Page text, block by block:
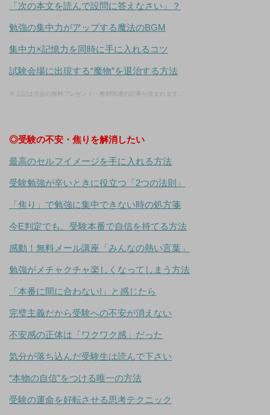
「次の本文を読んで設問に答えなさい」？
勉強の集中力がアップする魔法のBGM
集中力×記憶力を同時に手に入れるコツ
試験会場に出現する“魔物”を退治する方法
※上記は当会の無料プレゼント・教材関連の記事が含まれます。
◎受験の不安・焦りを解消したい
最高のセルフイメージを手に入れる方法
受験勉強が辛いときに役立つ「2つの法則」
「焦り」で勉強に集中できない時の処方箋
今E判定でも、受験本番で自信を持てる方法
感動！無料メール講座「みんなの熱い言葉」
勉強がメチャクチャ楽しくなってしまう方法
「本番に間に合わない!」と感じたら
完璧主義だから受験への不安が消えない
不安感の正体は「ワクワク感」だった
気分が落ち込んだ受験生は読んで下さい
“本物の自信”をつける唯一の方法
受験の運命を好転させる思考テクニック